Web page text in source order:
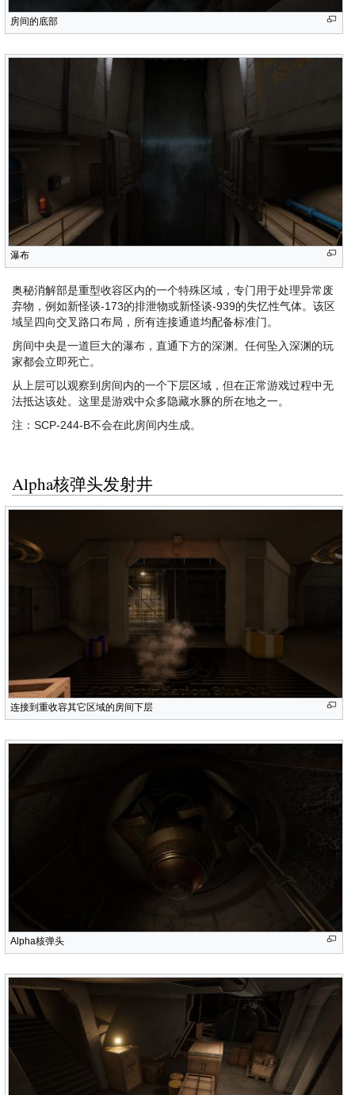
房间的底部
瀑布
奥秘消解部是重型收容区内的一个特殊区域，专门用于处理异常废
弃物，例如新怪谈-173的排泄物或新怪谈-939的失忆性气体。该区
域呈四向交叉路口布局，所有连接通道均配备标准门。
房间中央是一道巨大的瀑布，直通下方的深渊。任何坠入深渊的玩
家都会立即死亡。
从上层可以观察到房间内的一个下层区域，但在正常游戏过程中无
法抵达该处。这里是游戏中众多隐藏水豚的所在地之一。
注：SCP-244-B不会在此房间内生成。
Alpha核弹头发射井
连接到重收容其它区域的房间下层
Alpha核弹头